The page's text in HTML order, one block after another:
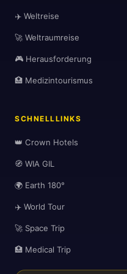
✈️ Weltreise
🚀 Weltraumreise
🎮 Herausforderung
🏥 Medizintourismus
SCHNELLLINKS
👑 Crown Hotels
🧭 WIA GIL
🌍 Earth 180°
✈️ World Tour
🚀 Space Trip
🏥 Medical Trip